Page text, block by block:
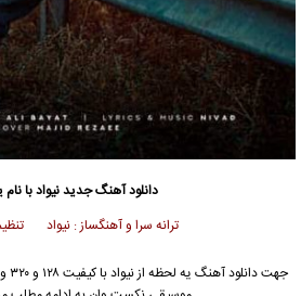
دانلود آهنگ جدیدنیواد با
ترانه سرا و آهنگساز : نیواد